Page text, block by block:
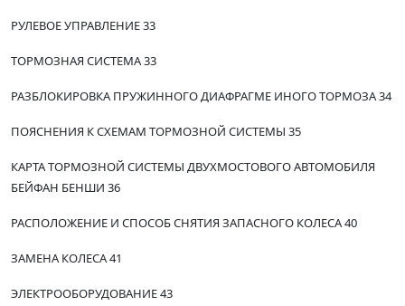
РУЛЕВОЕ УПРАВЛЕНИЕ 33
ТОРМОЗНАЯ СИСТЕМА 33
РАЗБЛОКИРОВКА ПРУЖИННОГО ДИАФРАГМЕ ИНОГО ТОРМОЗА 34
ПОЯСНЕНИЯ К СХЕМАМ ТОРМОЗНОЙ СИСТЕМЫ 35
КАРТА ТОРМОЗНОЙ СИСТЕМЫ ДВУХМОСТОВОГО АВТОМОБИЛЯ
БЕЙФАН БЕНШИ 36
РАСПОЛОЖЕНИЕ И СПОСОБ СНЯТИЯ ЗАПАСНОГО КОЛЕСА 40
ЗАМЕНА КОЛЕСА 41
ЭЛЕКТРООБОРУДОВАНИЕ 43